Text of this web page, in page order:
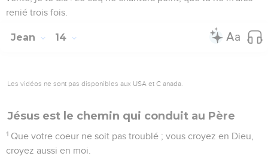
renié trois fois.
Jean 14
Les vidéos ne sont pas disponibles aux USA et C anada.
Jésus est le chemin qui conduit au Père
1 Que votre coeur ne soit pas troublé ; vous croyez en Dieu,
croyez aussi en moi.